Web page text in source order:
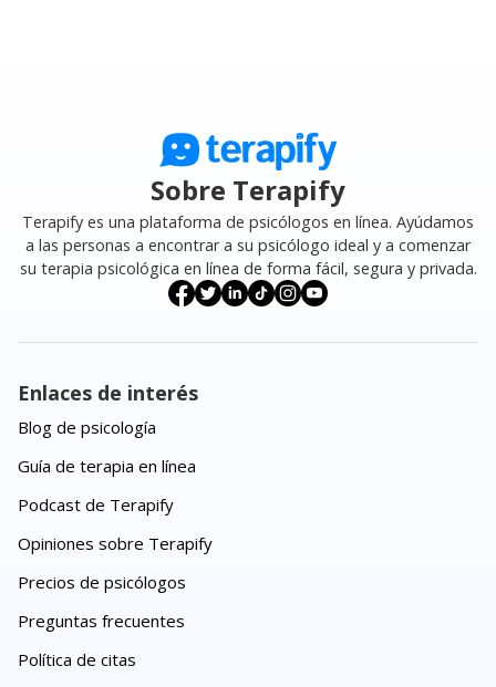
Sobre Terapify
Terapify es una plataforma de psicólogos en línea. Ayúdamos
a las personas a encontrar a su psicólogo ideal y a comenzar
su terapia psicológica en línea de forma fácil, segura y privada.
Enlaces de interés
Blog de psicología
Guía de terapia en línea
Podcast de Terapify
Opiniones sobre Terapify
Precios de psicólogos
Preguntas frecuentes
Política de citas